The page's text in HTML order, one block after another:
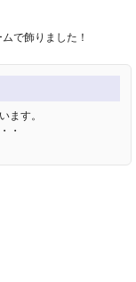
で飾りました！
ます。
・